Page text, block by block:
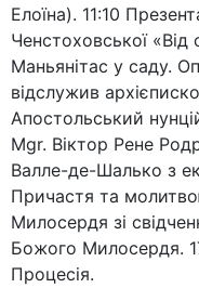
Елоїна). 11:10
Ченстоховської «Від
Маньянітас у саду.
відслужив
Апостольський
Mgr. Віктор Рене
Валле-де-Шалько з
Причастя та
Милосердя зі
Божого Милосердя.
Процесія.